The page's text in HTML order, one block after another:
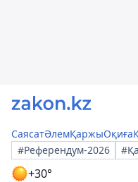
СаясатӘлемҚаржыОқиға
#Референдум-2026
+30°